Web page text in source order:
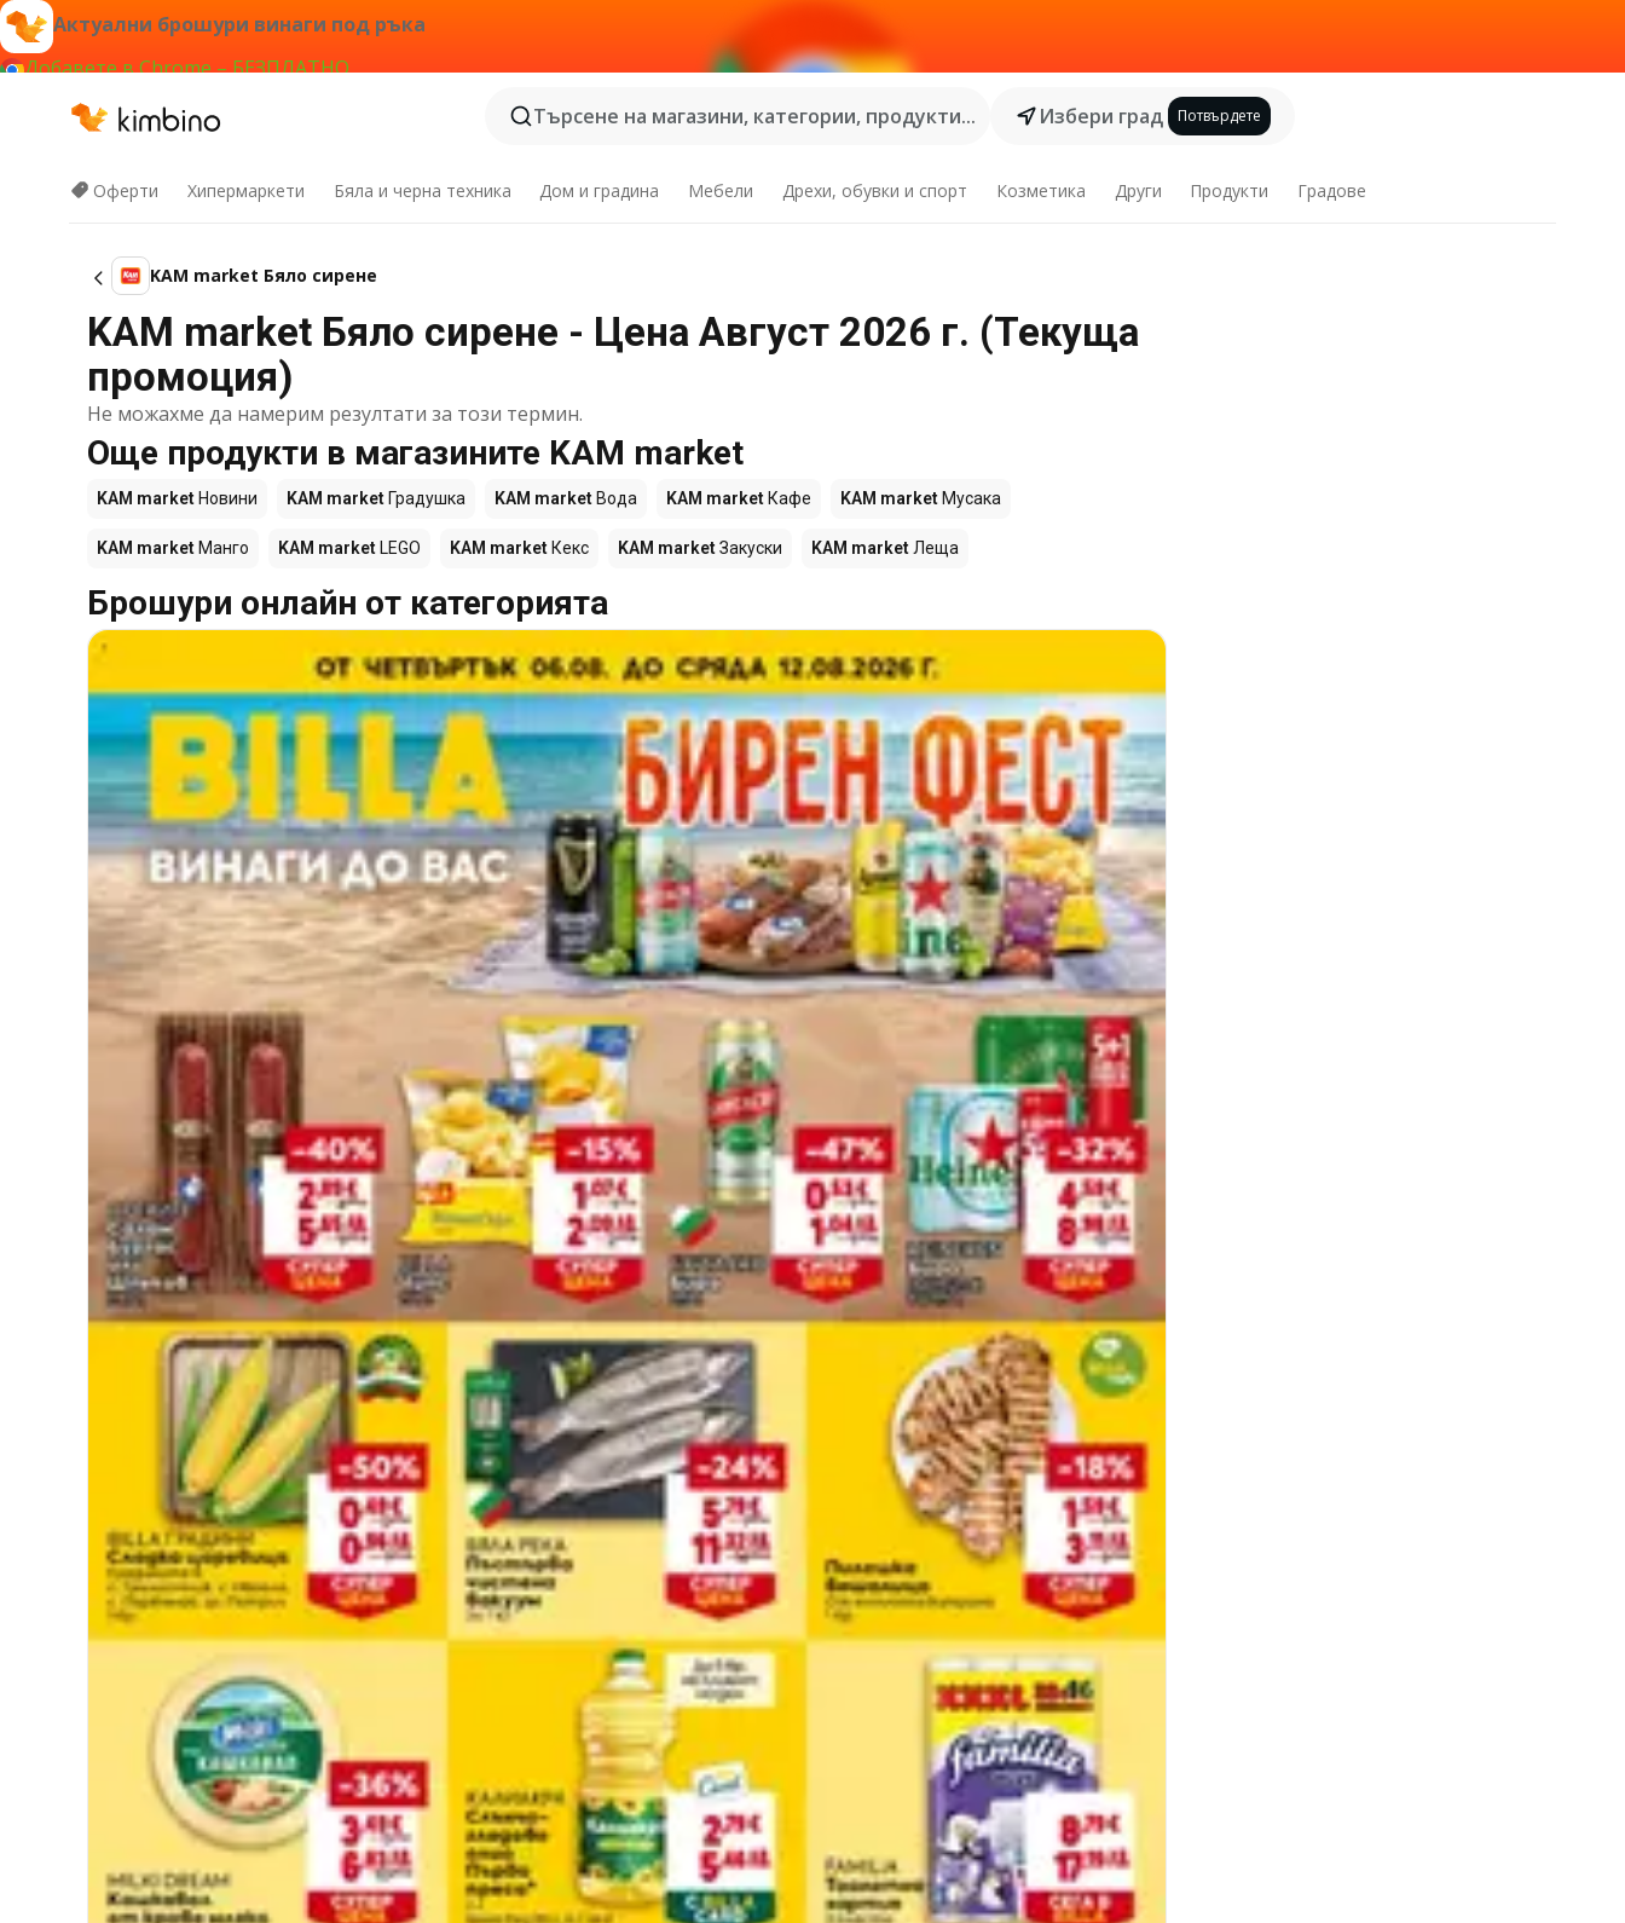
Актуални брошури винаги под ръка
Добавете в Chrome – БЕЗПЛАТНО
Търсене на магазини, категории, продукти...
Избери град Потвърдете
Оферти Хипермаркети Бяла и черна техника Дом и градина Мебели Дрехи, обувки и спорт Козметика Други Продукти Градове
KAM market Бяло сирене
KAM market Бяло сирене - Цена Август 2026 г. (Текуща
промоция)
Не можахме да намерим резултати за този термин.
Още продукти в магазините KAM market
KAM market Новини KAM market Градушка KAM market Вода KAM market Кафе KAM market Мусака
KAM market Манго KAM market LEGO KAM market Кекс KAM marketЗакуски KAM market Леща
Брошури онлайн от категорията